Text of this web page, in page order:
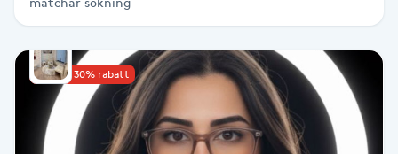
Picolaser
Piercing
Pigmentbehandling
Upp till 30% rabatt